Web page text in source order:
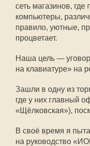
сеть магазинов,
компьютеры,
правило, уютные,
процветает.
Наша цель —
на клавиатуре» на
Зашли в одну из
где у них главный
«Щёлковская»),
В своё время я
на руководство